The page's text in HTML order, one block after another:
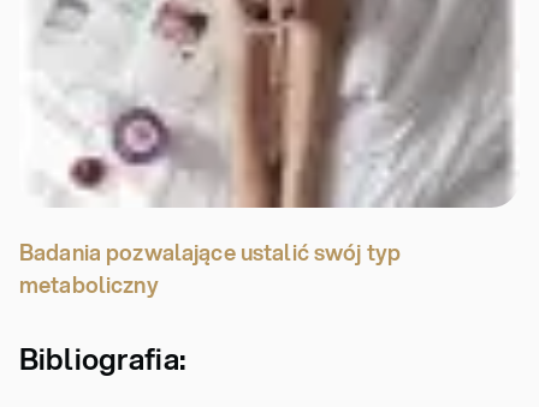
Badania pozwalające ustalić swój typ
metaboliczny
Bibliografia: